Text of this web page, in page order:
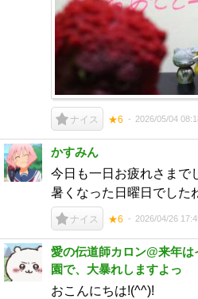
ナイス ★6 2026/05/04
かすみん
今日も一日お疲れさまで
暑くなった日曜日でした
ナイス ★6 2026/04/26
愛の伝道師カロン@来年
園で、大暴れしますよっ
おこんにちは!(^^)!